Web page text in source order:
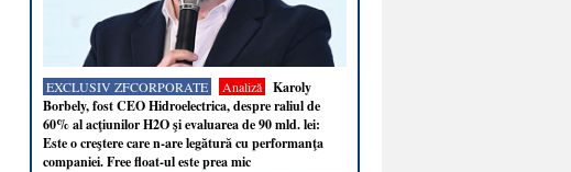
EXCLUSIV ZFCORPORATE Analiză
Karoly
Borbely, fost CEO Hidroelectrica, despre raliul de
60% al acţiunilor H2O şi evaluarea de 90 mld. lei:
Este o creştere care n-are legătură cu performanţa
companiei. Free float-ul este prea mic